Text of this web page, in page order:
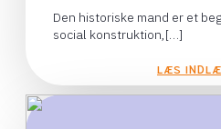
Den historiske mand er et
social konstruktion,[…]
LÆS